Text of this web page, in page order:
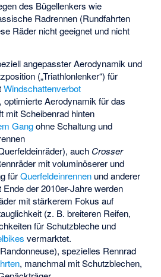
des Bügellenkers wie
Radrennen (Rundfahrten
Räder nicht geeignet und nicht
angepasster Aerodynamik und
(„Triathlonlenker“) für
Windschattenverbot
optimierte Aerodynamik für das
mit Scheibenrad hinten
Gangohne Schaltung und
auch Crosser
mit voluminöserer und
fürQuerfeldeinrennenund anderer
der 2010er-Jahre werden
mit stärkerem Fokus auf
(z. B. breiteren Reifen,
für Schutzbleche und
vermarktet.
spezielles Rennrad
, manchmal mit Schutzblechen,